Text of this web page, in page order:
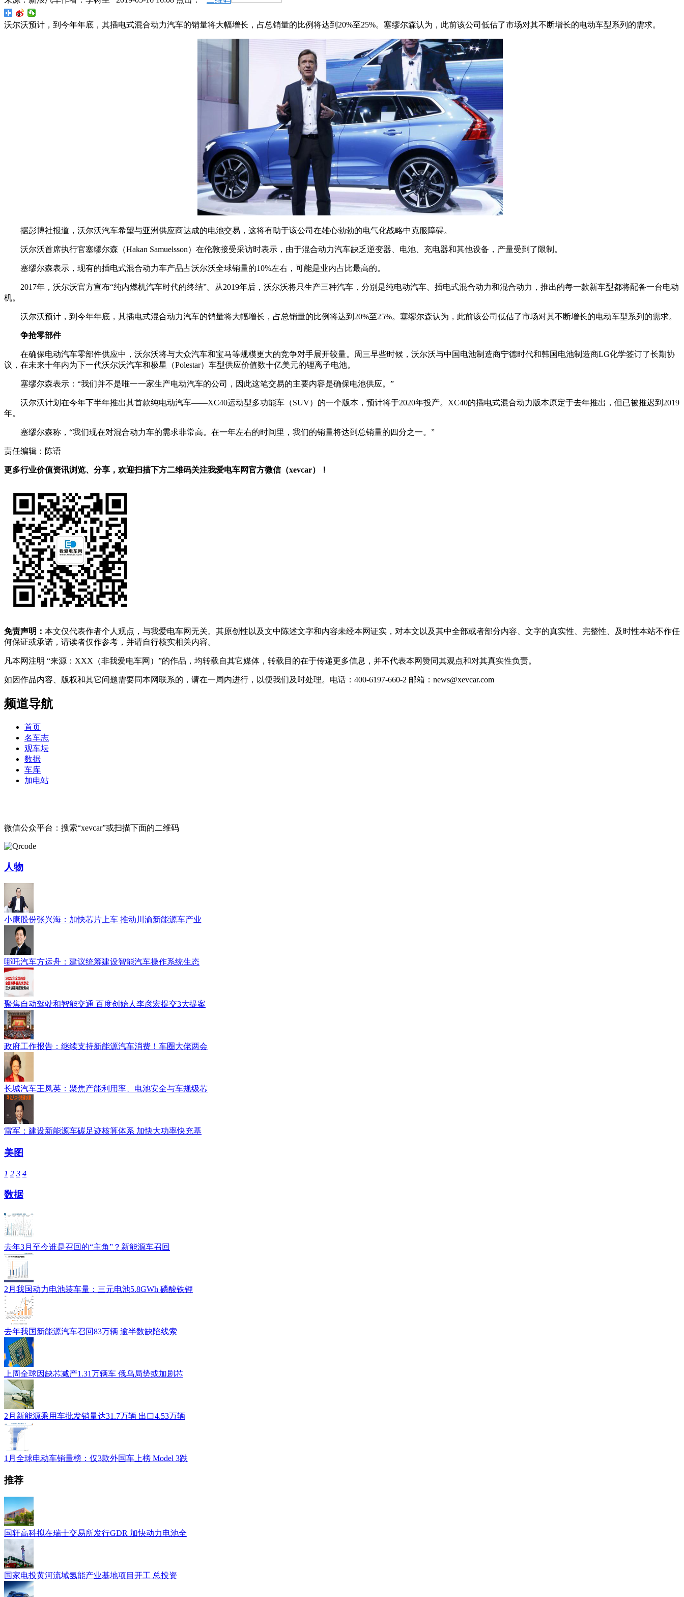
沃尔沃预计，到今年年底，其插电式混合动力汽车的销量将大幅增长，占总销量的比例将达到20%至25%。塞缪尔森认为，此前该公司低估了市场对其不断增长的电动车型系列的需求。
据彭博社报道，沃尔沃汽车希望与亚洲供应商达成的电池交易，这将有助于该公司在雄心勃勃的电气化战略中克服障碍。
沃尔沃首席执行官塞缪尔森（Hakan Samuelsson）在伦敦接受采访时表示，由于混合动力汽车缺乏逆变器、电池、充电器和其他设备，产量受到了限制。
塞缪尔森表示，现有的插电式混合动力车产品占沃尔沃全球销量的10%左右，可能是业内占比最高的。
2017年，沃尔沃官方宣布“纯内燃机汽车时代的终结”。从2019年后，沃尔沃将只生产三种汽车，分别是纯电动汽车、插电式混合动力和混合动力，推出的每一款新车型都将配备一台电动
机。
沃尔沃预计，到今年年底，其插电式混合动力汽车的销量将大幅增长，占总销量的比例将达到20%至25%。塞缪尔森认为，此前该公司低估了市场对其不断增长的电动车型系列的需求。
争抢零部件
在确保电动汽车零部件供应中，沃尔沃将与大众汽车和宝马等规模更大的竞争对手展开较量。周三早些时候，沃尔沃与中国电池制造商宁德时代和韩国电池制造商LG化学签订了长期协
议，在未来十年内为下一代沃尔沃汽车和极星（Polestar）车型供应价值数十亿美元的锂离子电池。
塞缪尔森表示：“我们并不是唯一一家生产电动汽车的公司，因此这笔交易的主要内容是确保电池供应。”
沃尔沃计划在今年下半年推出其首款纯电动汽车——XC40运动型多功能车（SUV）的一个版本，预计将于2020年投产。XC40的插电式混合动力版本原定于去年推出，但已被推迟到2019
年。
塞缪尔森称，“我们现在对混合动力车的需求非常高。在一年左右的时间里，我们的销量将达到总销量的四分之一。”
责任编辑：陈语
更多行业价值资讯浏览、分享，欢迎扫描下方二维码关注我爱电车网官方微信（xevcar）！
免责声明： 本文仅代表作者个人观点，与我爱电车网无关。其原创性以及文中陈述文字和内容未经本网证实，对本文以及其中全部或者部分内容、文字的真实性、完整性、及时性本站不作任
何保证或承诺，请读者仅作参考，并请自行核实相关内容。
凡本网注明 “来源：XXX（非我爱电车网）”的作品，均转载自其它媒体，转载目的在于传递更多信息，并不代表本网赞同其观点和对其真实性负责。
如因作品内容、版权和其它问题需要同本网联系的，请在一周内进行，以便我们及时处理。电话：400-6197-660-2 邮箱：news@xevcar.com
频道导航
首页
名车志
观车坛
数据
车库
加电站
微信公众平台：搜索“xevcar”或扫描下面的二维码
人物
小康股份张兴海：加快芯片上车 推动川渝新能源车产业
哪吒汽车方运舟：建议统筹建设智能汽车操作系统生态
聚焦自动驾驶和智能交通 百度创始人李彦宏提交3大提案
政府工作报告：继续支持新能源汽车消费！车圈大佬两会
长城汽车王凤英：聚焦产能利用率、电池安全与车规级芯
雷军：建设新能源车碳足迹核算体系 加快大功率快充基
美图
1 2 3 4
数据
去年3月至今谁是召回的“主角”？新能源车召回
2月我国动力电池装车量：三元电池5.8GWh 磷酸铁锂
去年我国新能源汽车召回83万辆 逾半数缺陷线索
上周全球因缺芯减产1.31万辆车 俄乌局势或加剧芯
2月新能源乘用车批发销量达31.7万辆 出口4.53万辆
1月全球电动车销量榜：仅3款外国车上榜 Model 3跌
推荐
国轩高科拟在瑞士交易所发行GDR 加快动力电池全
国家电投黄河流域氢能产业基地项目开工 总投资